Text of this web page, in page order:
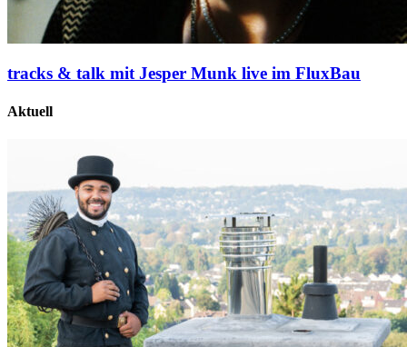
tracks & talk mit Jesper Munk live im FluxBau
Aktuell